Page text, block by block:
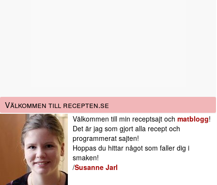
Välkommen till recepten.se
Välkommen till min receptsajt och matblogg!
Det är jag som gjort alla recept och
programmerat sajten!
Hoppas du hittar något som faller dig i
smaken!
/Susanne Jarl